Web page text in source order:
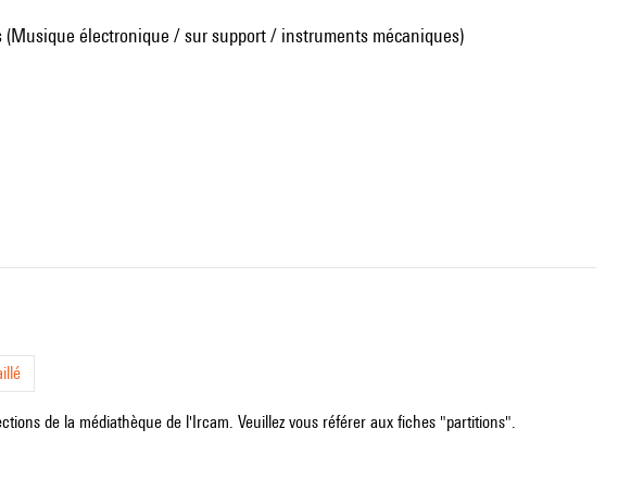
électronique / sur support / instruments mécaniques)
de la médiathèque de l'Ircam. Veuillez vous référer aux fiches "partitions".